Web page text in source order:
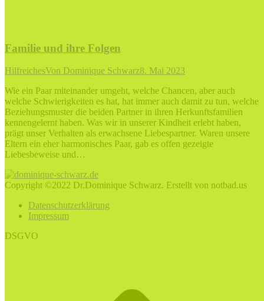
Familie und ihre Folgen
HilfreichesVon Dominique Schwarz8. Mai 2023
Wie ein Paar miteinander umgeht, welche Chancen, aber auch
welche Schwierigkeiten es hat, hat immer auch damit zu tun, welche
Beziehungsmuster die beiden Partner in ihren Herkunftsfamilien
kennengelernt haben. Was wir in unserer Kindheit erlebt haben,
prägt unser Verhalten als erwachsene Liebespartner. Waren unsere
Eltern ein eher harmonisches Paar, gab es offen gezeigte
Liebesbeweise und…
Copyright ©2022 Dr.Dominique Schwarz. Erstellt von notbad.us
Datenschutzerklärung
Impressum
DSGVO